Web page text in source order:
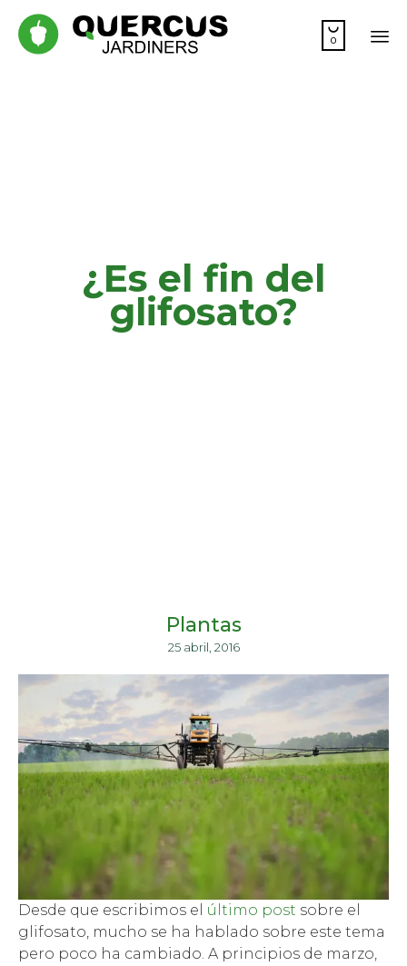

0
¿Es el fin del
glifosato?
Plantas
25 abril, 2016
Desde que escribimos el último post sobre el
glifosato, mucho se ha hablado sobre este tema
pero poco ha cambiado. A principios de marzo,